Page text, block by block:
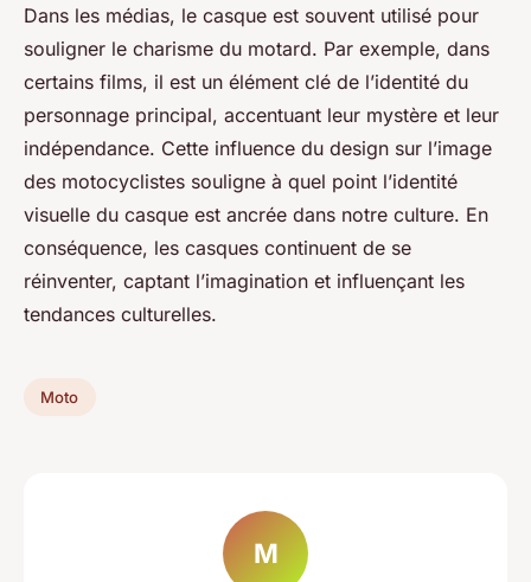
Dans les médias, le casque est souvent utilisé pour
souligner le charisme du motard. Par exemple, dans
certains films, il est un élément clé de l’identité du
personnage principal, accentuant leur mystère et leur
indépendance. Cette influence du design sur l’image
des motocyclistes souligne à quel point l’identité
visuelle du casque est ancrée dans notre culture. En
conséquence, les casques continuent de se
réinventer, captant l’imagination et influençant les
tendances culturelles.
Moto
M